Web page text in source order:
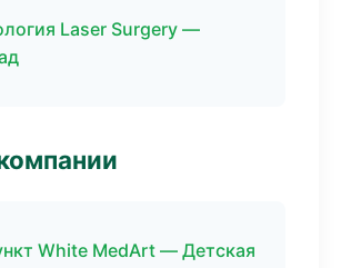
Laser Surgery —
White MedArt — Детская